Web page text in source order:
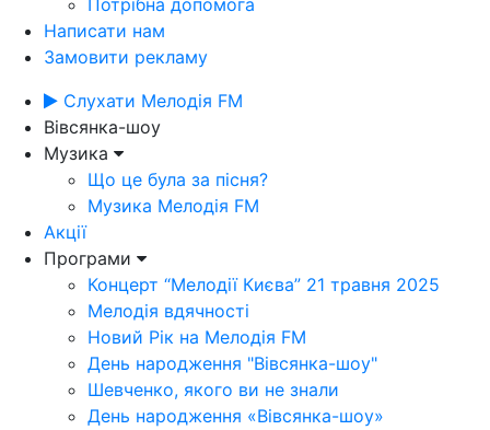
Потрібна допомога
Написати нам
Замовити рекламу
Слухати Мелодія FM
Вівсянка-шоу
Музика
Що це була за пісня?
Музика Мелодія FM
Акції
Програми
Концерт “Мелодії Києва” 21 травня 2025
Мелодія вдячності
Новий Рік на Мелодія FM
День народження "Вівсянка-шоу"
Шевченко, якого ви не знали
День народження «Вівсянка-шоу»